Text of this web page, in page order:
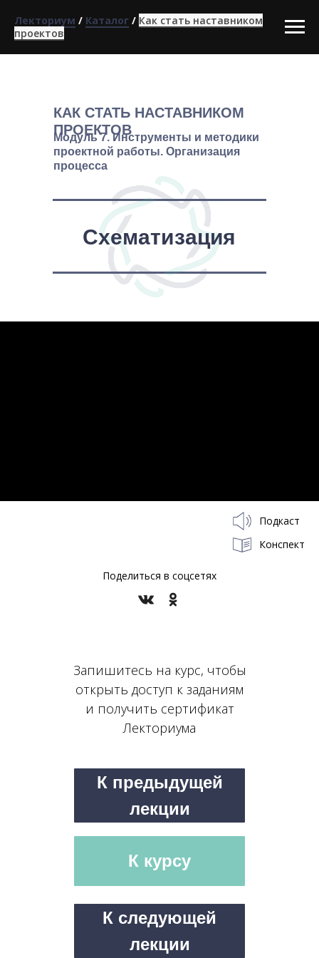
Лекториум / Каталог / Как стать наставником
проектов
Схематизация
Модуль 7. Инструменты и методики
проектной работы. Организация
процесса
КАК СТАТЬ НАСТАВНИКОМ
ПРОЕКТОВ
Подкаст
Конспект
Поделиться в соцсетях
Запишитесь на курс, чтобы
открыть доступ к заданиям
и получить сертификат
Лекториума
К курсу
К следующей
лекции
К предыдущей
лекции